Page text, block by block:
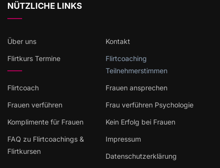
NÜTZLICHE LINKS
Über uns Kontakt
Flirtkurs Termine
Flirtcoaching
Teilnehmerstimmen
Flirtcoach Frauen ansprechen
Frauen verführen Frau verführen Psychologie
Komplimente für Frauen Kein Erfolg bei Frauen
FAQ zu Flirtcoachings &
Flirtkursen
Impressum
Datenschutzerklärung